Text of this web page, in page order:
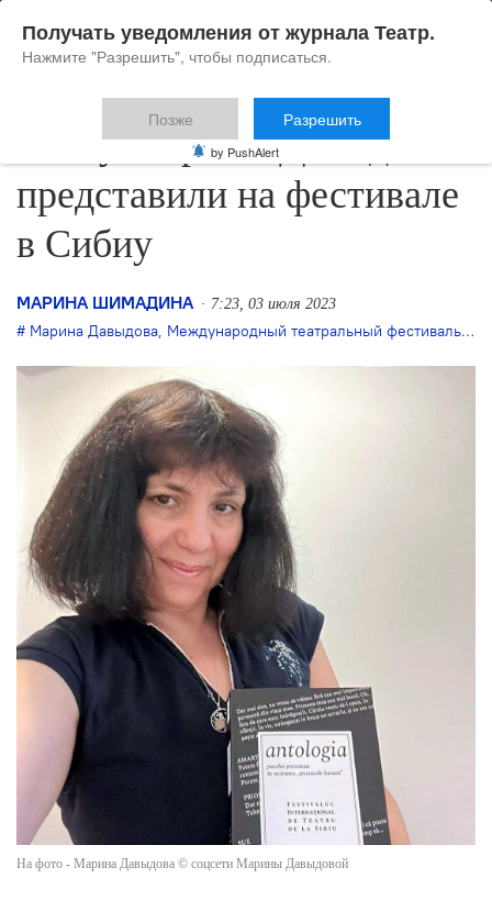
Пьесу Марины Давыдовой
представили на фестивале
в Сибиу
МАРИНА ШИМАДИНА 7:23, 03 июля 2023
Марина Давыдова, Международный театральный фестиваль «Сибиу»
На фото - Марина Давыдова © соцсети Марины Давыдовой
Получать уведомления от журнала Театр.
Нажмите "Разрешить", чтобы подписаться.
Позже Разрешить
by PushAlert